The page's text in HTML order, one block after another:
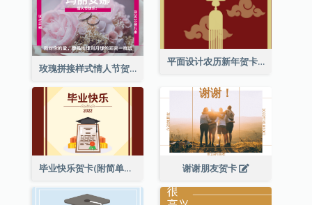
平面设计农历新年贺卡与装饰
玫瑰拼接样式情人节贺卡
毕业快乐贺卡(附简单配图) 谢谢朋友贺卡